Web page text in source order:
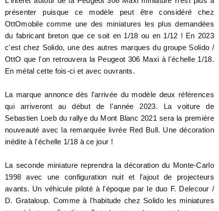
présenter puisque ce modèle peut être considéré chez
OttOmobile comme une des miniatures les plus demandées
du fabricant breton que ce soit en 1/18 ou en 1/12 ! En 2023
c'est chez Solido, une des autres marques du groupe Solido /
OttO que l'on retrouvera la Peugeot 306 Maxi à l'échelle 1/18.
En métal cette fois-ci et avec ouvrants.
La marque annonce dès l'arrivée du modèle deux références
qui arriveront au début de l'année 2023. La voiture de
Sebastien Loeb du rallye du Mont Blanc 2021 sera la première
nouveauté avec la remarquée livrée Red Bull. Une décoration
inédite à l'échelle 1/18 à ce jour !
La seconde miniature reprendra la décoration du Monte-Carlo
1998 avec une configuration nuit et l'ajout de projecteurs
avants. Un véhicule piloté à l'époque par le duo F. Delecour /
D. Grataloup. Comme à l'habitude chez Solido les miniatures